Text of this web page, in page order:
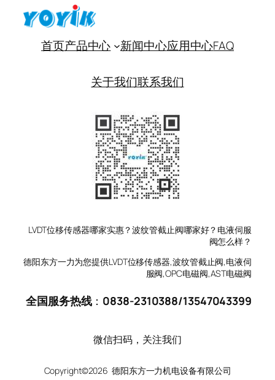
首页产品中心 新闻中心应用中心FAQ
关于我们联系我们
LVDT位移传感器哪家实惠？波纹管截止阀哪家好？电液伺服
阀怎么样？
德阳东方一力为您提供LVDT位移传感器,波纹管截止阀,电液伺
服阀,OPC电磁阀,AST电磁阀
全国服务热线： 0838-2310388/13547043399
微信扫码，关注我们
Copyright©2026 德阳东方一力机电设备有限公司